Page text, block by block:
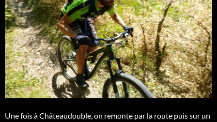
Une fois à Châteaudouble, on remonte par la route puis sur un